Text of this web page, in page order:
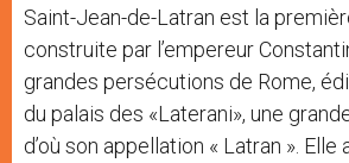
Saint-Jean-de-Latran est la
construite par l’empereur
grandes persécutions de Rome,
du palais des «Laterani», une
d’où son appellation « Latran ».